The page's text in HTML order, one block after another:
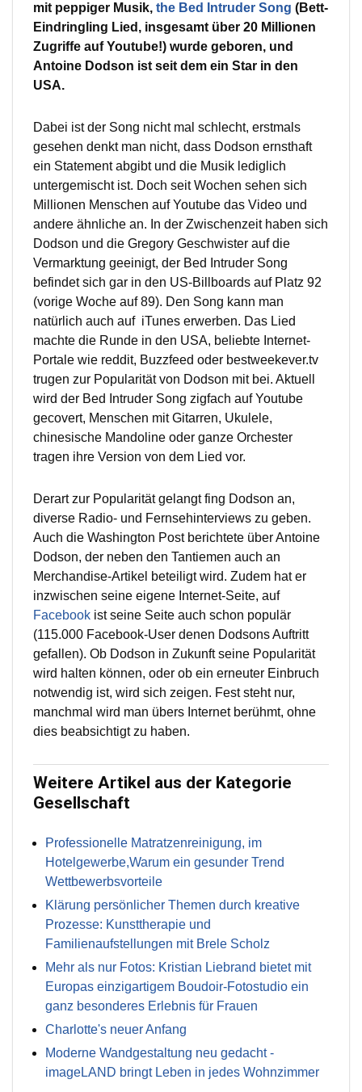
mit peppiger Musik, the Bed Intruder Song (Bett-
Eindringling Lied, insgesamt über 20 Millionen
Zugriffe auf Youtube!) wurde geboren, und
Antoine Dodson ist seit dem ein Star in den
USA.
Dabei ist der Song nicht mal schlecht, erstmals
gesehen denkt man nicht, dass Dodson ernsthaft
ein Statement abgibt und die Musik lediglich
untergemischt ist. Doch seit Wochen sehen sich
Millionen Menschen auf Youtube das Video und
andere ähnliche an. In der Zwischenzeit haben sich
Dodson und die Gregory Geschwister auf die
Vermarktung geeinigt, der Bed Intruder Song
befindet sich gar in den US-Billboards auf Platz 92
(vorige Woche auf 89). Den Song kann man
natürlich auch auf iTunes erwerben. Das Lied
machte die Runde in den USA, beliebte Internet-
Portale wie reddit, Buzzfeed oder bestweekever.tv
trugen zur Popularität von Dodson mit bei. Aktuell
wird der Bed Intruder Song zigfach auf Youtube
gecovert, Menschen mit Gitarren, Ukulele,
chinesische Mandoline oder ganze Orchester
tragen ihre Version von dem Lied vor.
Derart zur Popularität gelangt fing Dodson an,
diverse Radio- und Fernsehinterviews zu geben.
Auch die Washington Post berichtete über Antoine
Dodson, der neben den Tantiemen auch an
Merchandise-Artikel beteiligt wird. Zudem hat er
inzwischen seine eigene Internet-Seite, auf
Facebook ist seine Seite auch schon populär
(115.000 Facebook-User denen Dodsons Auftritt
gefallen). Ob Dodson in Zukunft seine Popularität
wird halten können, oder ob ein erneuter Einbruch
notwendig ist, wird sich zeigen. Fest steht nur,
manchmal wird man übers Internet berühmt, ohne
dies beabsichtigt zu haben.
Weitere Artikel aus der Kategorie
Gesellschaft
Professionelle Matratzenreinigung, im
Hotelgewerbe,Warum ein gesunder Trend
Wettbewerbsvorteile
Klärung persönlicher Themen durch kreative
Prozesse: Kunsttherapie und
Familienaufstellungen mit Brele Scholz
Mehr als nur Fotos: Kristian Liebrand bietet mit
Europas einzigartigem Boudoir-Fotostudio ein
ganz besonderes Erlebnis für Frauen
Charlotte's neuer Anfang
Moderne Wandgestaltung neu gedacht -
imageLAND bringt Leben in jedes Wohnzimmer